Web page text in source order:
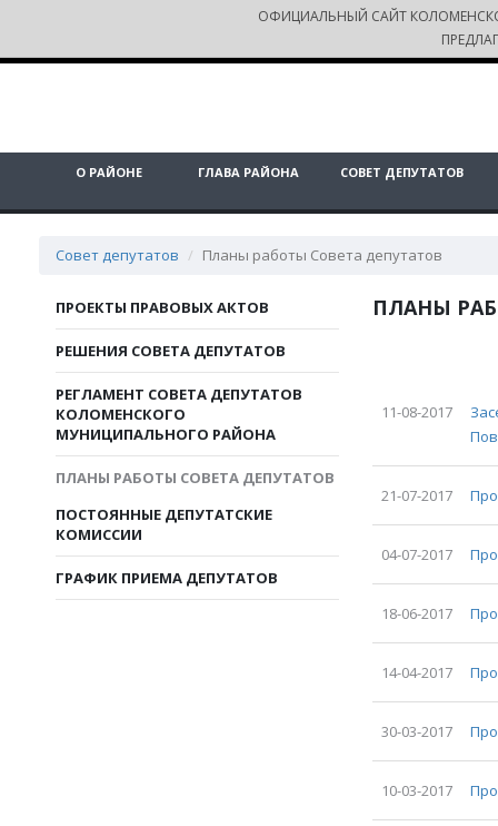
ОФИЦИАЛЬНЫЙ САЙТ
О РАЙОНЕ ГЛАВА РАЙОНА СОВЕТ ДЕПУТАТОВ
Совет депутатов Планы работы Совета депутатов
ПРОЕКТЫ ПРАВОВЫХ АКТОВ
РЕШЕНИЯ CОВЕТА ДЕПУТАТОВ
РЕГЛАМЕНТ СОВЕТА ДЕПУТАТОВ
КОЛОМЕНСКОГО
МУНИЦИПАЛЬНОГО РАЙОНА
ПЛАНЫ РАБОТЫ СОВЕТА ДЕПУТАТОВ
ПОСТОЯННЫЕ ДЕПУТАТСКИЕ
КОМИССИИ
ГРАФИК ПРИЕМА ДЕПУТАТОВ
ПЛАНЫ
11-08-2017
21-07-2017
04-07-2017
18-06-2017
14-04-2017
30-03-2017
10-03-2017